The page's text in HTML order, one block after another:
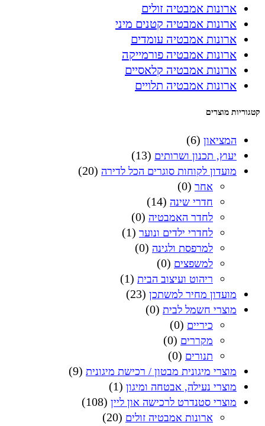
ארונות אמבטיה זולים
ארונות אמבטיה קטנים מיני
ארונות אמבטיה עומדים
ארונות אמבטיה פורמייקה
ארונות אמבטיה קלאסיים
ארונות אמבטיה תלויים
קטגוריות מוצרים
המציאון (6)
יעוץ, תכנון ושרותים (13)
מועדון לקוחות סוגרים הכל לדירה (20)
אחר (0)
חדרי שינה (14)
לחדר האמבטיה (0)
לחדרי ילדים ונוער (1)
למרפסת ולגינה (0)
למשפצים (0)
ריהוט ועיצוב הבית (1)
מועדון מחיר למשתכן (23)
מוצרי חשמל לבית (0)
כיריים (0)
מקררים (0)
תנורים (0)
מוצרי מיגונית מבטון / רכישת מיגונית (9)
מוצרי נעילה, אבטחה ומיגון (1)
מוצרי סטנדרט לרכישה און ליין (108)
ארונות אמבטיה זולים (20)